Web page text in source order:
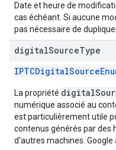
Date et heure de
cas échéant. Si aucune
pas nécessaire de
digitalSourceType
La propriété
numérique associé au
est particulièrement utile
contenus générés par des
d'autres machines.